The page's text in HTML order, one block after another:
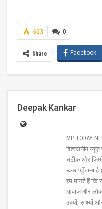
0
613
Share Facebook
Deepak Kankar
MP TODAY
विश्वसनीय न्यूज़
सटीक और
खबर पहुँचाना है।
हम मानते हैं कि
आवाज़ और
तथ्यों,